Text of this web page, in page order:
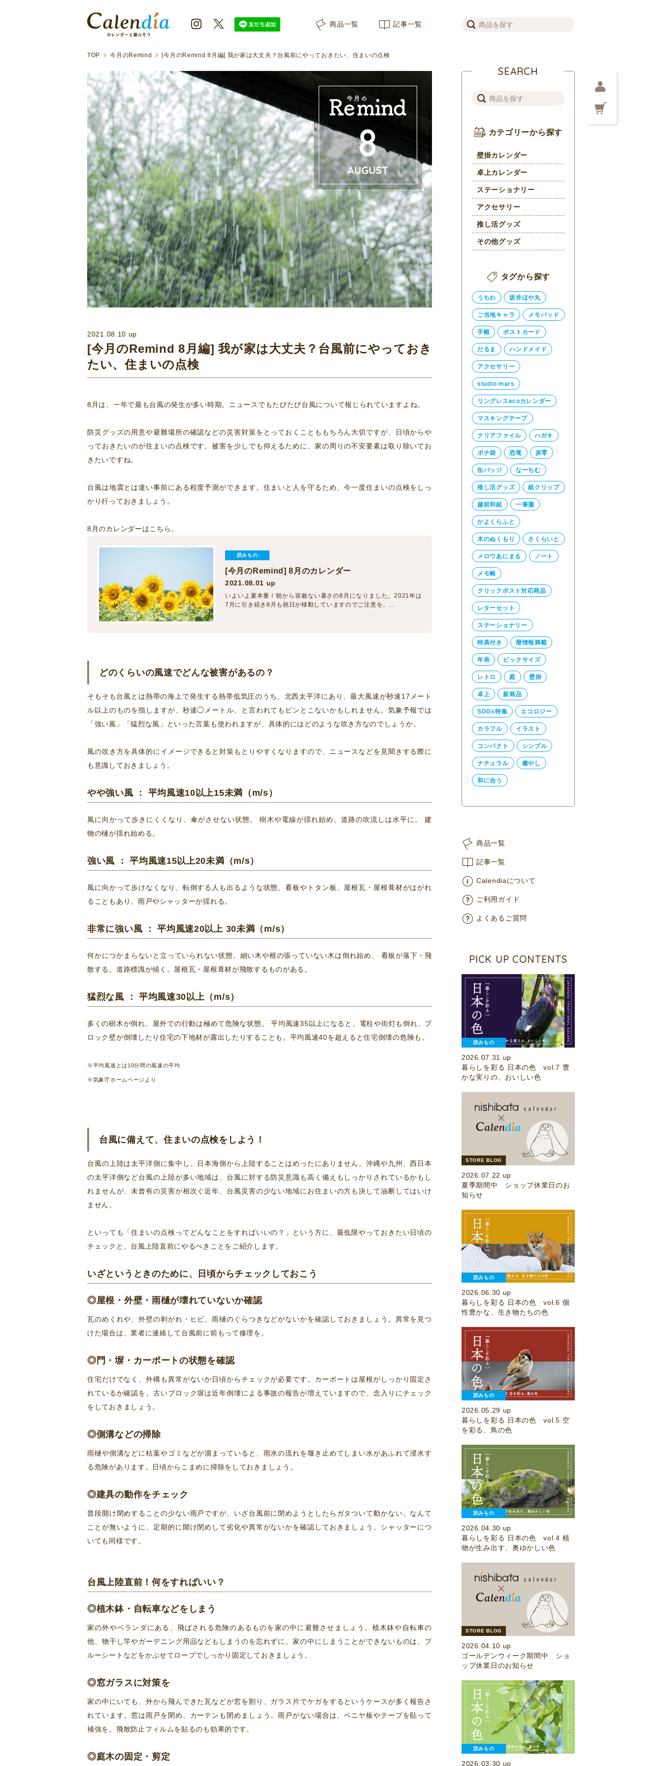
商品一覧 記事一覧
TOP 今月のRemind [今月のRemind 8月編] 我が家は大丈夫？台風前にやっておきたい、住まいの点検
2021.08.10 up
[今月のRemind 8月編] 我が家は大丈夫？台風前にやっておき
たい、住まいの点検
8月は、一年で最も台風の発生が多い時期。ニュースでもたびたび台風について報じられていますよね。
防災グッズの用意や避難場所の確認などの災害対策をとっておくことももちろん大切ですが、日頃からや
っておきたいのが住まいの点検です。被害を少しでも抑えるために、家の周りの不安要素は取り除いてお
きたいですね。
台風は地震とは違い事前にある程度予測ができます。住まいと人を守るため、今一度住まいの点検をしっ
かり行っておきましょう。
8月のカレンダーはこちら。
読みもの
[今月のRemind] 8月のカレンダー
2021.08.01 up
いよいよ夏本番！朝から容赦ない暑さの8月になりました。2021年は
7月に引き続き8月も祝日が移動していますのでご注意を。…
どのくらいの風速でどんな被害があるの？
そもそも台風とは熱帯の海上で発生する熱帯低気圧のうち、北西太平洋にあり、最大風速が秒速17メート
ル以上のものを指しますが、秒速◯メートル、と言われてもピンとこないかもしれません。気象予報では
「強い風」「猛烈な風」といった言葉も使われますが、具体的にはどのような吹き方なのでしょうか。
風の吹き方を具体的にイメージできると対策もとりやすくなりますので、ニュースなどを見聞きする際に
も意識しておきましょう。
やや強い風 ： 平均風速10以上15未満（m/s）
風に向かって歩きにくくなり、傘がさせない状態。 樹木や電線が揺れ始め、道路の吹流しは水平に。 建
物の樋が揺れ始める。
強い風 ： 平均風速15以上20未満（m/s）
風に向かって歩けなくなり、転倒する人も出るような状態。看板やトタン板、屋根瓦・屋根葺材がはがれ
ることもあり、雨戸やシャッターが揺れる。
非常に強い風 ： 平均風速20以上 30未満（m/s）
何かにつかまらないと立っていられない状態。細い木や根の張っていない木は倒れ始め、 看板が落下・飛
散する。道路標識が傾く。屋根瓦・屋根葺材が飛散するものがある。
猛烈な風 ： 平均風速30以上（m/s）
多くの樹木が倒れ、屋外での行動は極めて危険な状態。 平均風速35以上になると、電柱や街灯も倒れ、ブ
ロック壁が倒壊したり住宅の下地材が露出したりすることも。平均風速40を超えると住宅倒壊の危険も。
※平均風速とは10分間の風速の平均
※気象庁ホームページより
台風に備えて、住まいの点検をしよう！
台風の上陸は太平洋側に集中し、日本海側から上陸することはめったにありません。沖縄や九州、西日本
の太平洋側など台風の上陸が多い地域は、台風に対する防災意識も高く備えもしっかりされているかもし
れませんが、未曾有の災害が相次ぐ近年、台風災害の少ない地域にお住まいの方も決して油断してはいけ
ません。
といっても「住まいの点検ってどんなことをすればいいの？」という方に、最低限やっておきたい日頃の
チェックと、台風上陸直前にやるべきことをご紹介します。
いざというときのために、日頃からチェックしておこう
◎屋根・外壁・雨樋が壊れていないか確認
瓦のめくれや、外壁の剥がれ・ヒビ、雨樋のぐらつきなどがないかを確認しておきましょう。異常を見つ
けた場合は、業者に連絡して台風前に前もって修理を。
◎門・塀・カーポートの状態を確認
住宅だけでなく、外構も異常がないか日頃からチェックが必要です。カーポートは屋根がしっかり固定さ
れているか確認を。古いブロック塀は近年倒壊による事故の報告が増えていますので、念入りにチェック
をしておきましょう。
◎側溝などの掃除
雨樋や側溝などに枯葉やゴミなどが溜まっていると、雨水の流れを堰き止めてしまい水があふれて浸水す
る危険があります。日頃からこまめに掃除をしておきましょう。
◎建具の動作をチェック
普段開け閉めすることの少ない雨戸ですが、いざ台風前に閉めようとしたらガタついて動かない、なんて
ことが無いように、定期的に開け閉めして劣化や異常がないかを確認しておきましょう。シャッターにつ
いても同様です。
台風上陸直前！何をすればいい？
◎植木鉢・自転車などをしまう
家の外やベランダにある、飛ばされる危険のあるものを家の中に避難させましょう。植木鉢や自転車の
他、物干し竿やガーデニング用品などもしまうのを忘れずに。家の中にしまうことができないものは、ブ
ルーシートなどをかぶせてロープでしっかり固定しておきましょう。
◎窓ガラスに対策を
家の中にいても、外から飛んできた瓦などが窓を割り、ガラス片でケガをするというケースが多く報告さ
れています。窓は雨戸を閉め、カーテンも閉めましょう。雨戸がない場合は、ベニヤ板やテープを貼って
補強を。飛散防止フィルムを貼るのも効果的です。
◎庭木の固定・剪定
SEARCH
カテゴリーから探す
壁掛カレンダー
卓上カレンダー
ステーショナリー
アクセサリー
推し活グッズ
その他グッズ
タグから探す
うちわ 坂井ほや丸
ご当地キャラ メモパッド
手帳 ポストカード
だるま ハンドメイド
アクセサリー
studio mars
リングレスecoカレンダー
マスキングテープ
クリアファイル ハガキ
ポチ袋 恐竜 炭零
缶バッジ なーちむ
推し活グッズ 紙クリップ
越前和紙 一筆箋
かよくらふと
木のぬくもり さくらいと
メロウあにまる ノート
メモ帳
クリックポスト対応商品
レターセット
ステーショナリー
特典付き 暦情報満載
年表 ビックサイズ
レトロ 庭 壁掛
卓上 新商品
SDGs特集 エコロジー
カラフル イラスト
コンパクト シンプル
ナチュラル 癒やし
和に合う
商品一覧
記事一覧
Calendiaについて
ご利用ガイド
よくあるご質問
PICK UP CONTENTS
読みもの
2026.07.31 up
暮らしを彩る 日本の色 vol.7 豊
かな実りの、おいしい色
STORE BLOG
2026.07.22 up
夏季期間中 ショップ休業日のお
知らせ
読みもの
2026.06.30 up
暮らしを彩る 日本の色 vol.6 個
性豊かな、生き物たちの色
読みもの
2026.05.29 up
暮らしを彩る 日本の色 vol.5 空
を彩る、鳥の色
読みもの
2026.04.30 up
暮らしを彩る 日本の色 vol.4 植
物が生み出す、奥ゆかしい色
STORE BLOG
2026.04.10 up
ゴールデンウィーク期間中 ショ
ップ休業日のお知らせ
読みもの
2026.03.30 up